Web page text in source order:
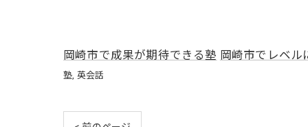
岡崎市で成果が期待できる塾 岡崎市でレベル
塾 英会話